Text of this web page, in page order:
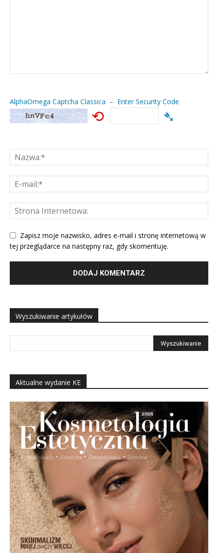
AlphaOmega Captcha Classica – Enter Security Code
⟲ ➴
Zapisz moje nazwisko, adres e-mail i stronę internetową w
tej przeglądarce na następny raz, gdy skomentuję.
Wyszukiwanie artykułów
Aktualne wydanie KE